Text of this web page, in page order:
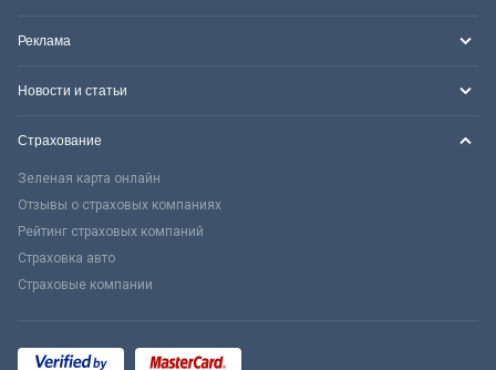
Реклама
Новости и статьи
Страхование
Зеленая карта онлайн
Отзывы о страховых компаниях
Рейтинг страховых компаний
Страховка авто
Страховые компании